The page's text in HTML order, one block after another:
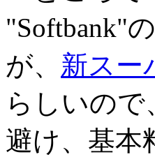
"Softbank"
が、 新スー
らしいの
避け、基本